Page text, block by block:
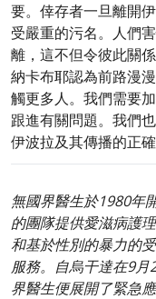
要。倖存者一旦離開
受嚴重的污名。人們
離，這不但令彼此關
納卡布耶認為前路漫
觸更多人。我們需要
跟進有關問題。我們
伊波拉及其傳播的正確
無國界醫生於1980年
的團隊提供愛滋病護
和基於性別的暴力的
服務。自烏干達在9
界醫生便展開了緊急